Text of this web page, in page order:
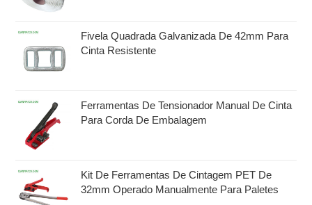
Fivela Quadrada Galvanizada De 42mm Para
Cinta Resistente
Ferramentas De Tensionador Manual De Cinta
Para Corda De Embalagem
Kit De Ferramentas De Cintagem PET De
32mm Operado Manualmente Para Paletes